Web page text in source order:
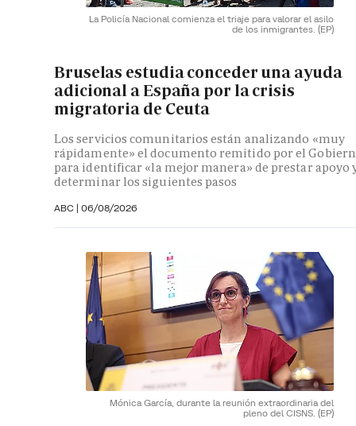
La Policía Nacional comienza el triaje para valorar el asilo
de los inmigrantes. (EP)
Bruselas estudia conceder una ayuda
adicional a España por la crisis
migratoria de Ceuta
Los servicios comunitarios están analizando «muy
rápidamente» el documento remitido por el
para identificar «la mejor manera» de prestar apoyo
determinar los siguientes pasos
ABC | 06/08/2026
Mónica García, durante la reunión extraordinaria del
pleno del CISNS. (EP)